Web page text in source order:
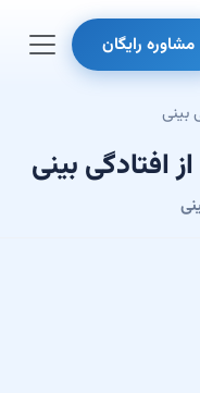
مشاوره رایگان
بینی
افتادگی بینی